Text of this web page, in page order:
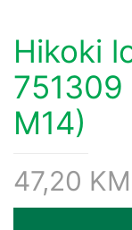
Hikoki
751309
M14)
47,20 KM